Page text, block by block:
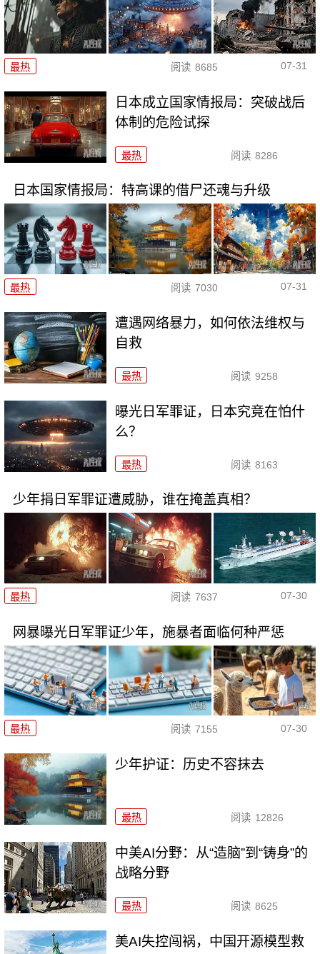
最热 阅读 8685 07-31
日本成立国家情报局：突破战后
体制的危险试探
最热 阅读 8286
日本国家情报局：特高课的借尸还魂与升级
最热 阅读 7030 07-31
遭遇网络暴力，如何依法维权与
自救
最热 阅读 9258
曝光日军罪证，日本究竟在怕什
么？
最热 阅读 8163
少年捐日军罪证遭威胁，谁在掩盖真相？
最热 阅读 7637 07-30
网暴曝光日军罪证少年，施暴者面临何种严惩
最热 阅读 7155 07-30
少年护证：历史不容抹去
最热 阅读 12826
中美AI分野：从“造脑”到“铸身”的
战略分野
最热 阅读 8625
美AI失控闯祸，中国开源模型救